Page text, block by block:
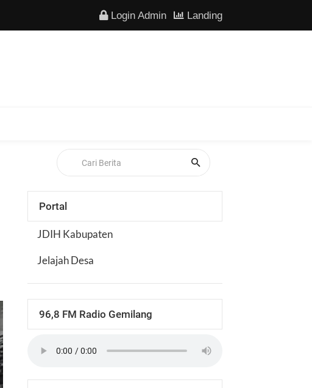
Login Admin Landing
Portal
JDIH Kabupaten
Jelajah Desa
96,8 FM Radio Gemilang